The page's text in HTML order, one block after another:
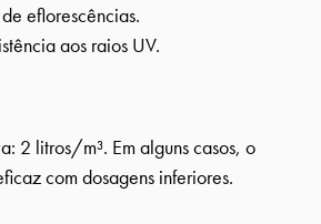
eflorescências.
aos raios UV.
2 litros/m³. Em alguns casos, o
com dosagens inferiores.